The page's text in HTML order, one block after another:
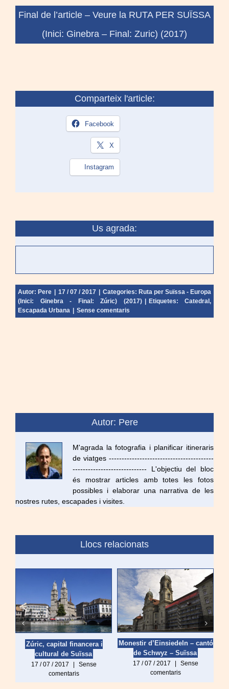
Final de l’article – Veure la RUTA PER SUÏSSA
(Inici: Ginebra – Final: Zuric) (2017)
Comparteix l'article:
Facebook
X
Instagram
Us agrada:
Autor: Pere | 17 / 07 / 2017 | Categories: Ruta per Suïssa - Europa
(Inici: Ginebra - Final: Zúric) (2017) | Etiquetes: Catedral,
Escapada Urbana | Sense comentaris
Autor: Pere
M'agrada la fotografia i planificar itineraris
de viatges -----------------------------------------
----------------------------- L'objectiu del bloc
és mostrar articles amb totes les fotos
possibles i elaborar una narrativa de les
nostres rutes, escapades i visites.
Llocs relacionats
Zúric, capital financera i
cultural de Suïssa
17 / 07 / 2017 |
Sense
comentaris
Monestir d’Einsiedeln – cantó
de Schwyz – Suïssa
17 / 07 / 2017
Sense
comentaris